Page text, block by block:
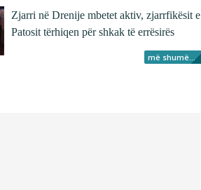
Zjarri në Drenije mbetet aktiv, zjarrfikësit e
Patosit tërhiqen për shkak të errësirës
më shumë...